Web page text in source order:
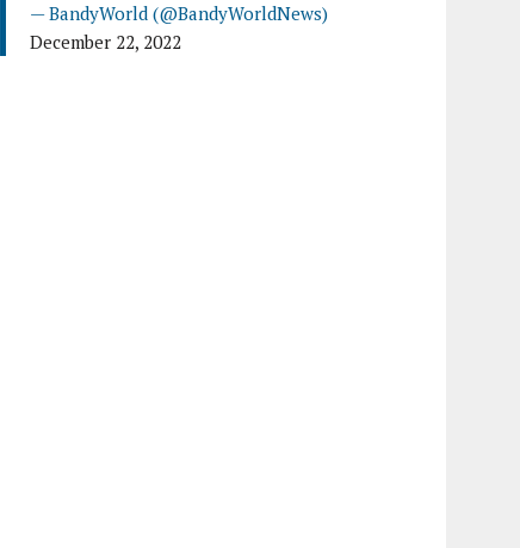
— BandyWorld (@BandyWorldNews)
December 22, 2022